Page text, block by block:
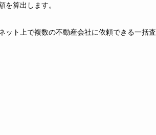
算出します。
ット上で複数の不動産会社に依頼できる一括査